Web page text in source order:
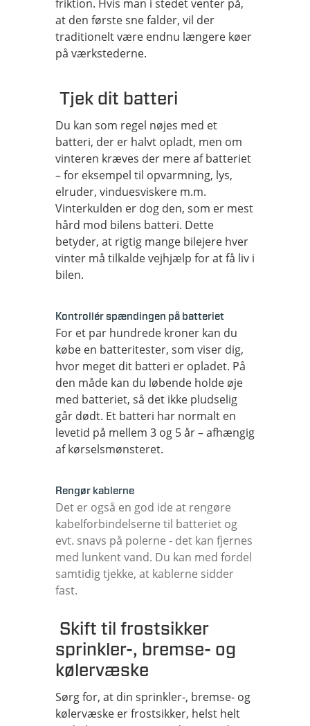
friktion. Hvis man i stedet venter på,
at den første sne falder, vil der
traditionelt være endnu længere køer
på værkstederne.
Tjek dit batteri
Du kan som regel nøjes med et
batteri, der er halvt opladt, men om
vinteren kræves der mere af batteriet
– for eksempel til opvarmning, lys,
elruder, vinduesviskere m.m.
Vinterkulden er dog den, som er mest
hård mod bilens batteri. Dette
betyder, at rigtig mange bilejere hver
vinter må tilkalde vejhjælp for at få liv i
bilen.
Kontrollér spændingen på batteriet
For et par hundrede kroner kan du
købe en batteritester, som viser dig,
hvor meget dit batteri er opladet. På
den måde kan du løbende holde øje
med batteriet, så det ikke pludselig
går dødt. Et batteri har normalt en
levetid på mellem 3 og 5 år – afhængig
af kørselsmønsteret.
Rengør kablerne
Det er også en god ide at rengøre
kabelforbindelserne til batteriet og
evt. snavs på polerne - det kan fjernes
med lunkent vand. Du kan med fordel
samtidig tjekke, at kablerne sidder
fast.
Skift til frostsikker
sprinkler-, bremse- og
kølervæske
Sørg for, at din sprinkler-, bremse- og
kølervæske er frostsikker, helst helt